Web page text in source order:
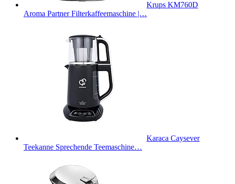
Krups KM760D
Aroma Partner Filterkaffeemaschine |…
Karaca Caysever
Teekanne Sprechende Teemaschine…